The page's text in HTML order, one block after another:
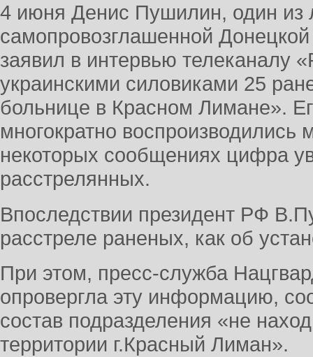
4 июня Денис Пушилин, один из
самопровозглашенной
заявил в интервью телеканалу
украинскими силовиками 25
больнице в Красном Лимане».
многократно
некоторых сообщениях цифра
расстрелянных.
Впоследствии президент РФ
расстреле раненых, как об
При этом, пресс-служба
опровергла эту информацию,
состав подразделения «не
территории г.Красный Лиман».